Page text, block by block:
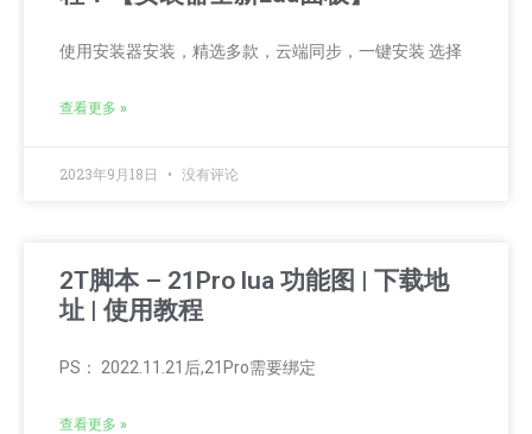
使用安装器安装，精选多款，云端同步，一键安装 选择
查看更多 »
2023年9月18日 没有评论
2T脚本 – 21Pro lua 功能图 | 下载地
址 | 使用教程
PS： 2022.11.21后,21Pro需要绑定
查看更多 »